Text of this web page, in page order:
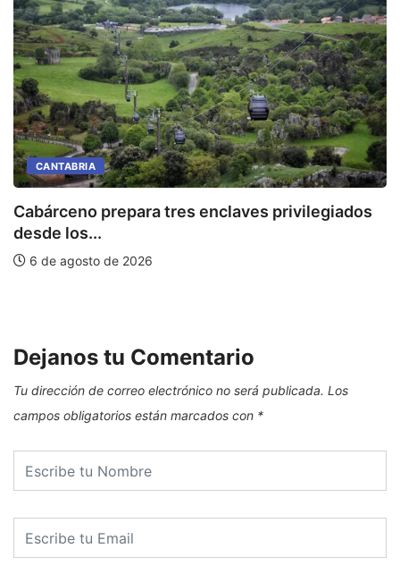
CANTABRIA
Cabárceno prepara tres enclaves privilegiados
desde los...
6 de agosto de 2026
Dejanos tu Comentario
Tu dirección de correo electrónico no será publicada. Los
campos obligatorios están marcados con *